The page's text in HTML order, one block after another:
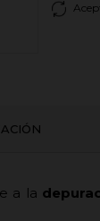
a la